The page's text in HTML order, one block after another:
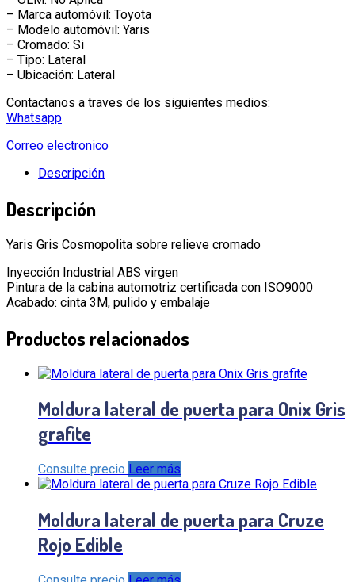
– Marca automóvil: Toyota
– Modelo automóvil: Yaris
– Cromado: Si
– Tipo: Lateral
– Ubicación: Lateral
Contactanos a traves de los siguientes medios:
Whatsapp
Correo electronico
Descripción
Descripción
Yaris Gris Cosmopolita sobre relieve cromado
Inyección Industrial ABS virgen
Pintura de la cabina automotriz certificada con ISO9000
Acabado: cinta 3M, pulido y embalaje
Productos relacionados
Moldura lateral de puerta para Onix Gris
grafite
Consulte precio Leer más
Moldura lateral de puerta para Cruze
Rojo Edible